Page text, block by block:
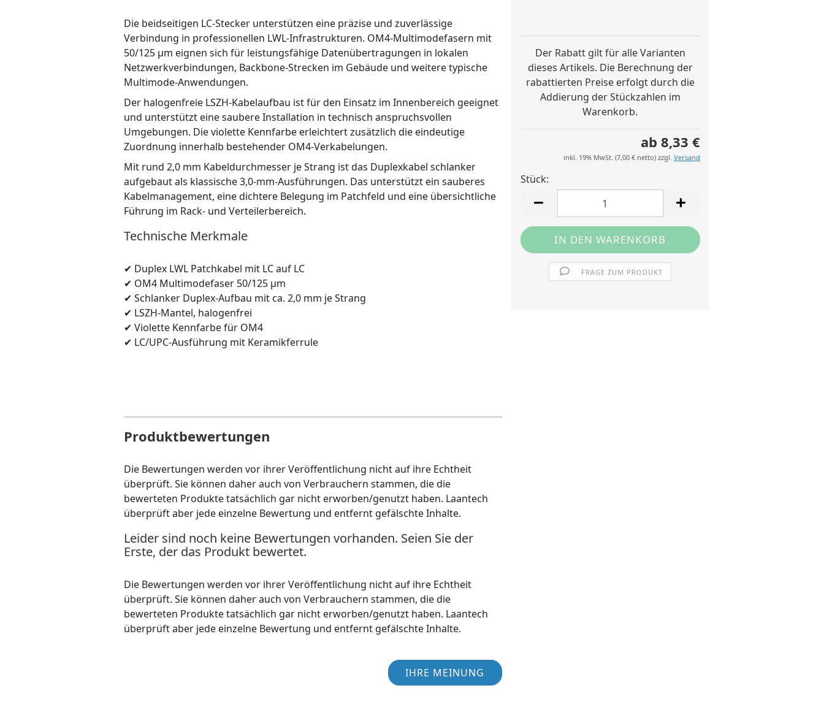
Der Rabatt gilt für alle Varianten
dieses Artikels. Die Berechnung der
rabattierten Preise erfolgt durch die
Addierung der Stückzahlen im
Warenkorb.
ab 8,33 €
inkl. 19% MwSt. (7,00 € netto) zzgl. Versand
Stück:
Stück
FRAGE ZUM PRODUKT
Die beidseitigen LC-Stecker unterstützen eine präzise und zuverlässige
Verbindung in professionellen LWL-Infrastrukturen. OM4-Multimodefasern mit
50/125 µm eignen sich für leistungsfähige Datenübertragungen in lokalen
Netzwerkverbindungen, Backbone-Strecken im Gebäude und weitere typische
Multimode-Anwendungen.
Der halogenfreie LSZH-Kabelaufbau ist für den Einsatz im Innenbereich geeignet
und unterstützt eine saubere Installation in technisch anspruchsvollen
Umgebungen. Die violette Kennfarbe erleichtert zusätzlich die eindeutige
Zuordnung innerhalb bestehender OM4-Verkabelungen.
Mit rund 2,0 mm Kabeldurchmesser je Strang ist das Duplexkabel schlanker
aufgebaut als klassische 3,0-mm-Ausführungen. Das unterstützt ein sauberes
Kabelmanagement, eine dichtere Belegung im Patchfeld und eine übersichtliche
Führung im Rack- und Verteilerbereich.
Technische Merkmale
✔ Duplex LWL Patchkabel mit LC auf LC
✔ OM4 Multimodefaser 50/125 µm
✔ Schlanker Duplex-Aufbau mit ca. 2,0 mm je Strang
✔ LSZH-Mantel, halogenfrei
✔ Violette Kennfarbe für OM4
✔ LC/UPC-Ausführung mit Keramikferrule
Produktbewertungen
Die Bewertungen werden vor ihrer Veröffentlichung nicht auf ihre Echtheit
überprüft. Sie können daher auch von Verbrauchern stammen, die die
bewerteten Produkte tatsächlich gar nicht erworben/genutzt haben. Laantech
überprüft aber jede einzelne Bewertung und entfernt gefälschte Inhalte.
Leider sind noch keine Bewertungen vorhanden. Seien Sie der
Erste, der das Produkt bewertet.
Die Bewertungen werden vor ihrer Veröffentlichung nicht auf ihre Echtheit
überprüft. Sie können daher auch von Verbrauchern stammen, die die
bewerteten Produkte tatsächlich gar nicht erworben/genutzt haben. Laantech
überprüft aber jede einzelne Bewertung und entfernt gefälschte Inhalte.
IHRE MEINUNG